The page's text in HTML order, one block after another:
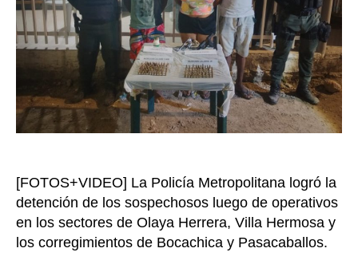
armas
de
fuego,
y
hasta
una
[FOTOS+VIDEO] La Policía Metropolitana logró la
detención de los sospechosos luego de operativos
en los sectores de Olaya Herrera, Villa Hermosa y
los corregimientos de Bocachica y Pasacaballos.